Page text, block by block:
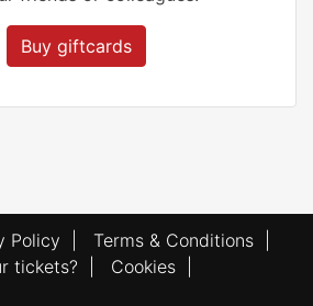
Buy giftcards
Policy Terms & Conditions
tickets?
Cookies|